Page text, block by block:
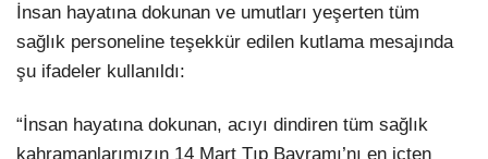
İnsan hayatına dokunan ve umutları yeşerten tüm
sağlık personeline teşekkür edilen kutlama mesajında
şu ifadeler kullanıldı:
“İnsan hayatına dokunan, acıyı dindiren tüm sağlık
kahramanlarımızın 14 Mart Tıp Bayramı’nı en içten